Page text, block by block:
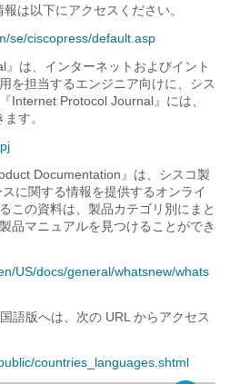
は以下にアクセスください。
se/ciscopress/default.asp
は、インターネットおよびイント
を担当するエンジニア向けに、シス
Internet Protocol Journal』には、
す。
Documentation』は、シスコ製
に関する情報を提供するオンライ
この資料は、製品カテゴリ別にまと
品マニュアルを見つけることができ
US/docs/general/whatsnew/whats
語版へは、次の URL からアクセス
countries_languages.shtml